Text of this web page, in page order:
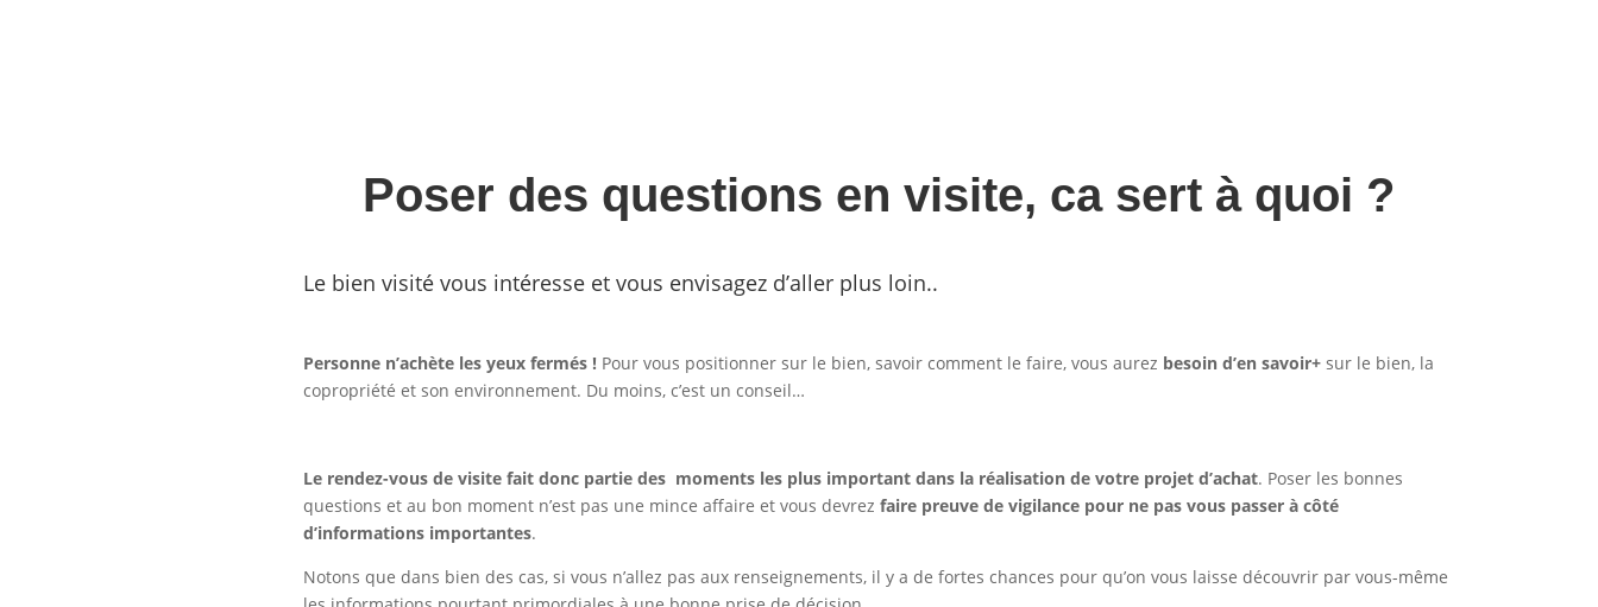
Poser des questions en visite, ca sert à quoi ?
Le bien visité vous intéresse et vous envisagez d’aller plus loin..
Personne n’achète les yeux fermés ! Pour vous positionner sur le bien, savoir comment le faire, vous aurez besoin d’en savoir+ sur le bien, la
copropriété et son environnement. Du moins, c’est un conseil…
Le rendez-vous de visite fait donc partie des moments les plus important dans la réalisation de votre projet d’achat. Poser les bonnes
questions et au bon moment n’est pas une mince affaire et vous devrezfaire preuve de vigilance pour ne pas vous passer à côté
d’informations importantes.
Notons que dans bien des cas, si vous n’allez pas aux renseignements, il y a de fortes chances pour qu’on vous laisse découvrir par vous-même